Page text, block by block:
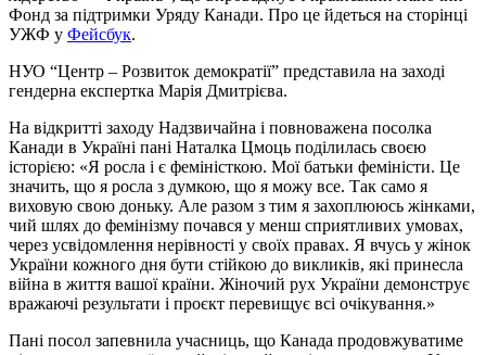
Фонд за підтримки Уряду Канади. Про це йдеться на сторінці
УЖФ у Фейсбук.
НУО “Центр – Розвиток демократії” представила на заході
гендерна експертка Марія Дмитрієва.
На відкритті заходу Надзвичайна і повноважена посолка
Канади в Україні пані Наталка Цмоць поділилась своєю
історією: «Я росла і є феміністкою. Мої батьки феміністи. Це
значить, що я росла з думкою, що я можу все. Так само я
виховую свою доньку. Але разом з тим я захоплююсь жінками,
чий шлях до фемінізму почався у менш сприятливих умовах,
через усвідомлення нерівності у своїх правах. Я вчусь у жінок
України кожного дня бути стійкою до викликів, які принесла
війна в життя вашої країни. Жіночий рух України демонструє
вражаючі результати і проєкт перевищує всі очікування.»
Пані посол запевнила учасниць, що Канада продовжуватиме